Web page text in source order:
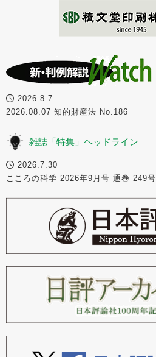
2026.8.7
2026.08.07 知的財産法 No.186
雑誌「特集」ヘッドライン
2026.7.30
こころの科学 2026年9月号 通巻 249号